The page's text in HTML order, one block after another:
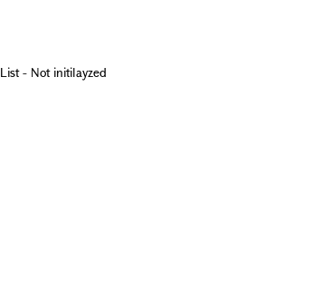
List - Not initilayzed